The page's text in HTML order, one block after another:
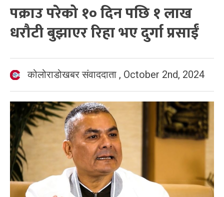
पक्राउ परेको १० दिन पछि १ लाख
धरौटी बुझाएर रिहा भए दुर्गा प्रसाईं
कोलोराडोखबर संवाददाता , October 2nd, 2024